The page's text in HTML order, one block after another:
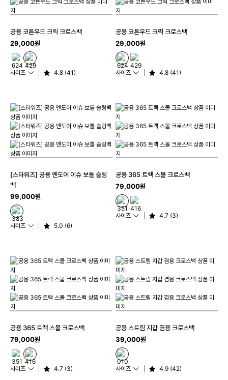
공용 코튼우드 크릭 크로스백
29,000원
사이즈 4.8 (41)
공용 코튼우드 크릭 크로스백
29,000원
사이즈 4.8 (41)
[스타워즈] 공용 엔도어 이슈 보틀 슬링
백
99,000원
사이즈 5.0 (6)
공용 365 트랙 스몰 크로스백
79,000원
사이즈 4.7 (3)
공용 365 트랙 스몰 크로스백
79,000원
사이즈 4.7 (3)
공용 스트림 지갑 겸용 크로스백
39,000원
사이즈 4.9 (42)